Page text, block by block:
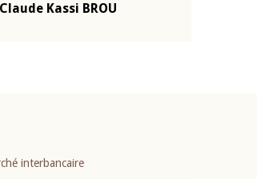
Kassi BROU
interbancaire